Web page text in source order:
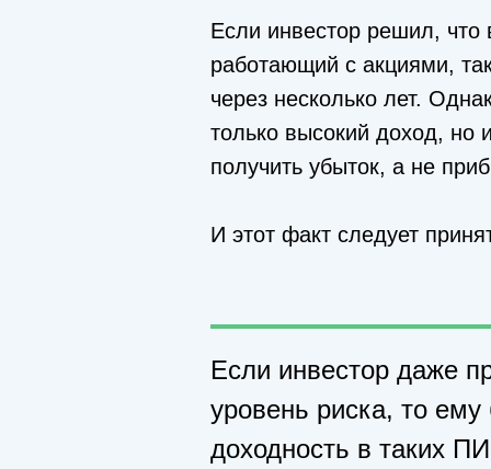
Если инвестор решил,
работающий с акциями,
через несколько лет.
только высокий доход, но
получить убыток, а не
И этот факт следует
Если инвестор даже
уровень риска, то
доходность в таких